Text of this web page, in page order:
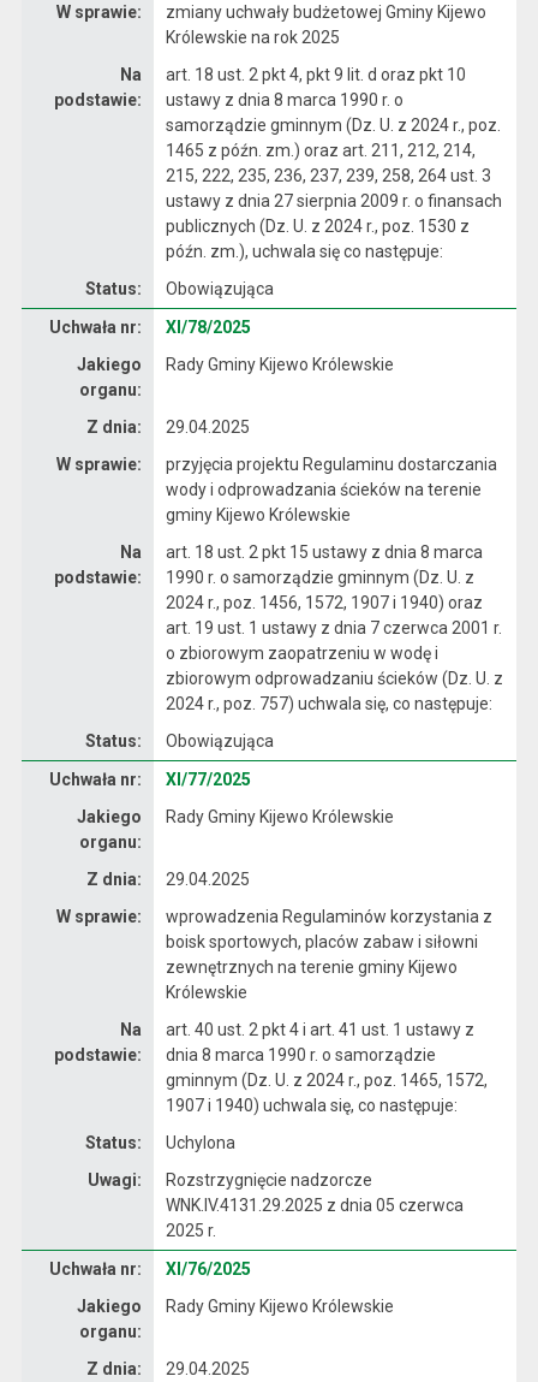
W sprawie:
zmiany uchwały budżetowej Gminy Kijewo
Królewskie na rok 2025
Na
podstawie:
art. 18 ust. 2 pkt 4, pkt 9 lit. d oraz pkt 10
ustawy z dnia 8 marca 1990 r. o
samorządzie gminnym (Dz. U. z 2024 r., poz.
1465 z późn. zm.) oraz art. 211, 212, 214,
215, 222, 235, 236, 237, 239, 258, 264 ust. 3
ustawy z dnia 27 sierpnia 2009 r. o finansach
publicznych (Dz. U. z 2024 r., poz. 1530 z
późn. zm.), uchwala się co następuje:
Status:
Obowiązująca
Uchwała nr:
XI/78/2025
Jakiego
organu:
Rady Gminy Kijewo Królewskie
Z dnia:
29.04.2025
W sprawie:
przyjęcia projektu Regulaminu dostarczania
wody i odprowadzania ścieków na terenie
gminy Kijewo Królewskie
Na
podstawie:
art. 18 ust. 2 pkt 15 ustawy z dnia 8 marca
1990 r. o samorządzie gminnym (Dz. U. z
2024 r., poz. 1456, 1572, 1907 i 1940) oraz
art. 19 ust. 1 ustawy z dnia 7 czerwca 2001 r.
o zbiorowym zaopatrzeniu w wodę i
zbiorowym odprowadzaniu ścieków (Dz. U. z
2024 r., poz. 757) uchwala się, co następuje:
Status:
Obowiązująca
Uchwała nr:
XI/77/2025
Jakiego
organu:
Rady Gminy Kijewo Królewskie
Z dnia:
29.04.2025
W sprawie:
wprowadzenia Regulaminów korzystania z
boisk sportowych, placów zabaw i siłowni
zewnętrznych na terenie gminy Kijewo
Królewskie
Na
podstawie:
art. 40 ust. 2 pkt 4 i art. 41 ust. 1 ustawy z
dnia 8 marca 1990 r. o samorządzie
gminnym (Dz. U. z 2024 r., poz. 1465, 1572,
1907 i 1940) uchwala się, co następuje:
Status:
Uchylona
Uwagi:
Rozstrzygnięcie nadzorcze
WNK.IV.4131.29.2025 z dnia 05 czerwca
2025 r.
Uchwała nr:
XI/76/2025
Jakiego
organu:
Rady Gminy Kijewo Królewskie
Z dnia: 29.04.2025